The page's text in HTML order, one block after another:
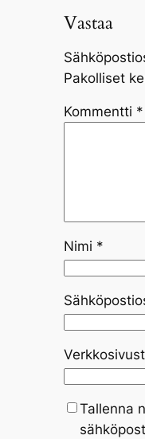
Vastaa
Pakolliset
Kommentti *
Nimi *
Tallenna